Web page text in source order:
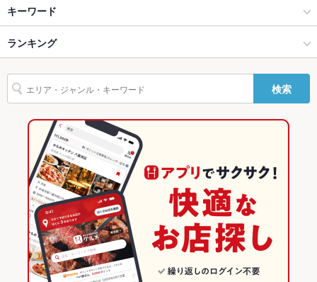
貸切
設備
バリアフリ
ー
なし
あり
カラオケ設
あり
バンド演奏 可
その他設備 －
その他
イタリアン
和歌山市 × イタリアン・フレンチ
和歌山市 × イタリアン
和歌山市北部
和歌山市北部 × イタリアン・フレンチ
和歌山市北部 × イタリアン
和歌山
和歌山 × イタリアン・フレンチ
和歌山 × イタリアン
キーワード
からあげ
ペスカトーレ 生ハム イカスミパスタ
ランキング
和歌山のグルメランキング
和歌山のイタリアン・フレンチランキング
和歌山のイタリアンランキング
和歌山市のグルメランキング
和歌山市のイタリアン・フレンチランキング
和歌山市のイタリアンランキング
和歌山市北部のグルメランキング
検索